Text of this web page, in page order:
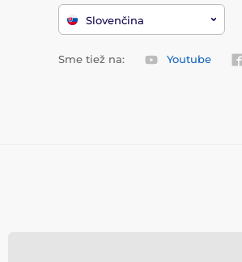
Slovenčina
Sme tiež na: Youtube